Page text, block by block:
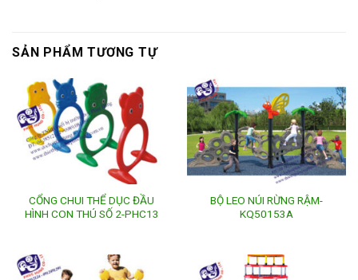
SẢN PHẨM TƯƠNG TỰ
CỔNG CHUI THỂ DỤC ĐẦU
HÌNH CON THÚ SỐ 2-PHC13
BỘ LEO NÚI RỪNG RẬM-
KQ50153A